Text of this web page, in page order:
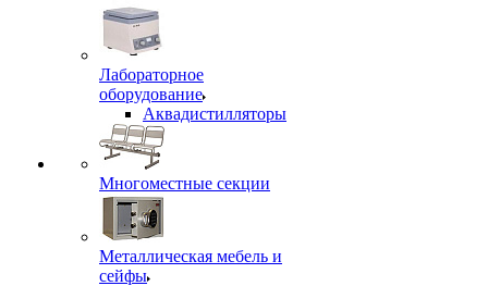
Лабораторное
оборудование
Аквадистилляторы
Многоместные секции
Металлическая мебель и
сейфы